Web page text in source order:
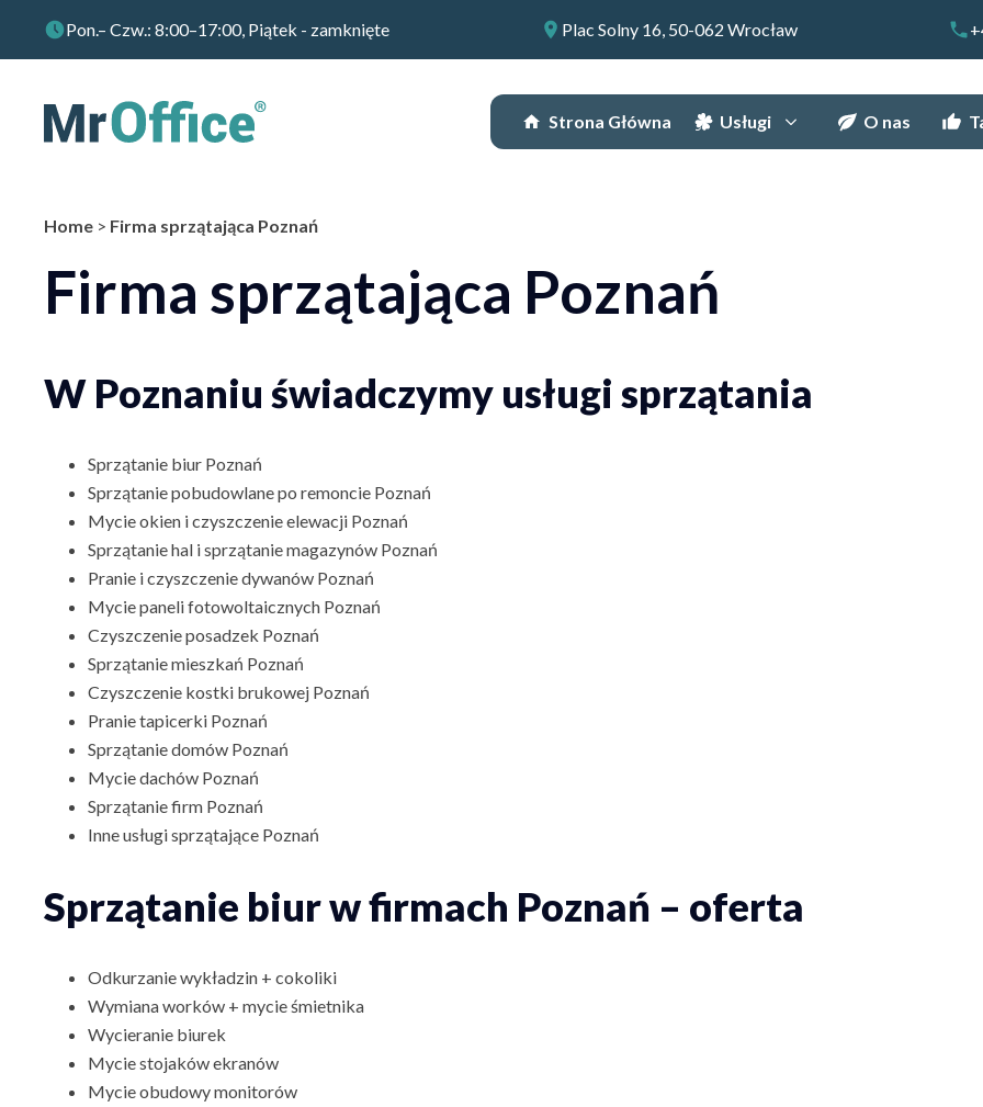
Pon.– Czw.: 8:00–17:00, Piątek - zamknięte Plac Solny 16, 50-062 Wrocław
Strona Główna Usługi O nas
Home > Firma sprzątająca Poznań
Firma sprzątająca Poznań
W Poznaniu świadczymy usługi sprzątania
Sprzątanie biur Poznań
Sprzątanie pobudowlane po remoncie Poznań
Mycie okien iczyszczenie elewacji Poznań
Sprzątanie hal isprzątanie magazynów Poznań
Pranie i czyszczenie dywanów Poznań
Mycie paneli fotowoltaicznych Poznań
Czyszczenie posadzek Poznań
Sprzątanie mieszkań Poznań
Czyszczenie kostki brukowej Poznań
Pranie tapicerki Poznań
Sprzątanie domów Poznań
Mycie dachów Poznań
Sprzątanie firm Poznań
Inneusługi sprzątające Poznań
Sprzątanie biur w firmach Poznań – oferta
Odkurzanie wykładzin + cokoliki
Wymiana worków + mycie śmietnika
Wycieranie biurek
Mycie stojaków ekranów
Mycie obudowy monitorów